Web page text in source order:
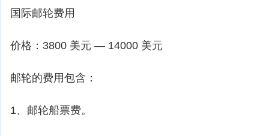
国际邮轮费用
价格：3800 美元 — 14000 美元
邮轮的费用包含：
1、邮轮船票费。